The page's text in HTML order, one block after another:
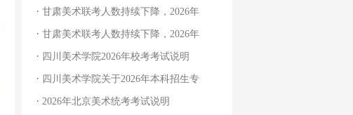
甘肃美术联考人数持续下降，2026年
甘肃美术联考人数持续下降，2026年
四川美术学院2026年校考考试说明
四川美术学院关于2026年本科招生专
2026年北京美术统考考试说明